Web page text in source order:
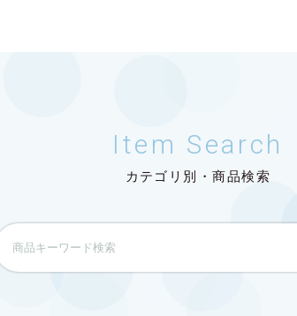
Item Search
カテゴリ別・商品検索